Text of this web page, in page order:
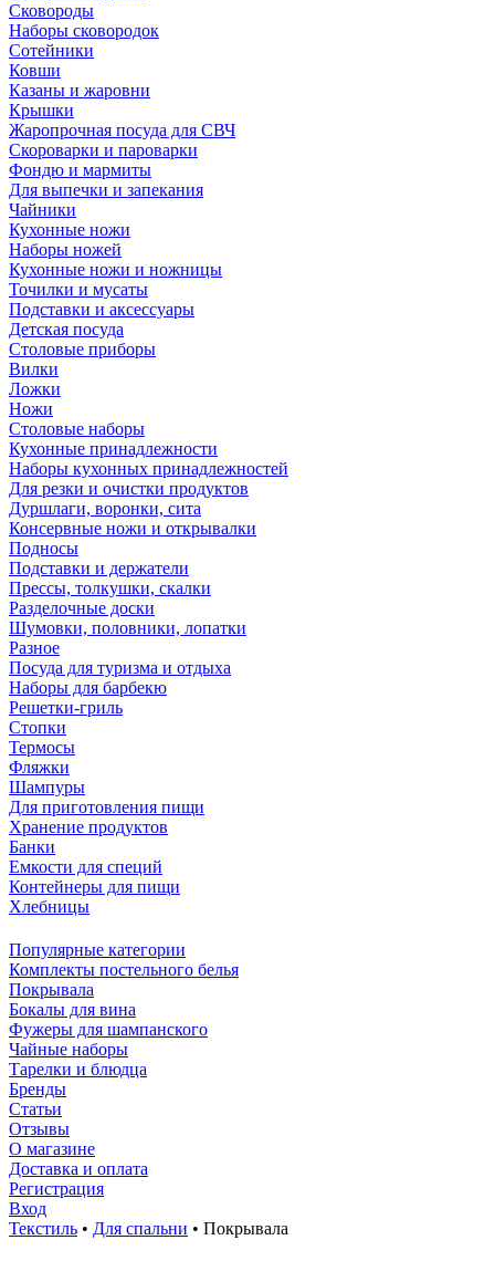
Сковороды
Наборы сковородок
Сотейники
Ковши
Казаны и жаровни
Крышки
Жаропрочная посуда для СВЧ
Скороварки и пароварки
Фондю и мармиты
Для выпечки и запекания
Чайники
Кухонные ножи
Наборы ножей
Кухонные ножи и ножницы
Точилки и мусаты
Подставки и аксессуары
Детская посуда
Столовые приборы
Вилки
Ложки
Ножи
Столовые наборы
Кухонные принадлежности
Наборы кухонных принадлежностей
Для резки и очистки продуктов
Дуршлаги, воронки, сита
Консервные ножи и открывалки
Подносы
Подставки и держатели
Прессы, толкушки, скалки
Разделочные доски
Шумовки, половники, лопатки
Разное
Посуда для туризма и отдыха
Наборы для барбекю
Решетки-гриль
Стопки
Термосы
Фляжки
Шампуры
Для приготовления пищи
Хранение продуктов
Банки
Емкости для специй
Контейнеры для пищи
Хлебницы
Популярные категории
Комплекты постельного белья
Покрывала
Бокалы для вина
Фужеры для шампанского
Чайные наборы
Тарелки и блюдца
Бренды
Статьи
Отзывы
О магазине
Доставка и оплата
Регистрация
Вход
Текстиль • Для спальни • Покрывала